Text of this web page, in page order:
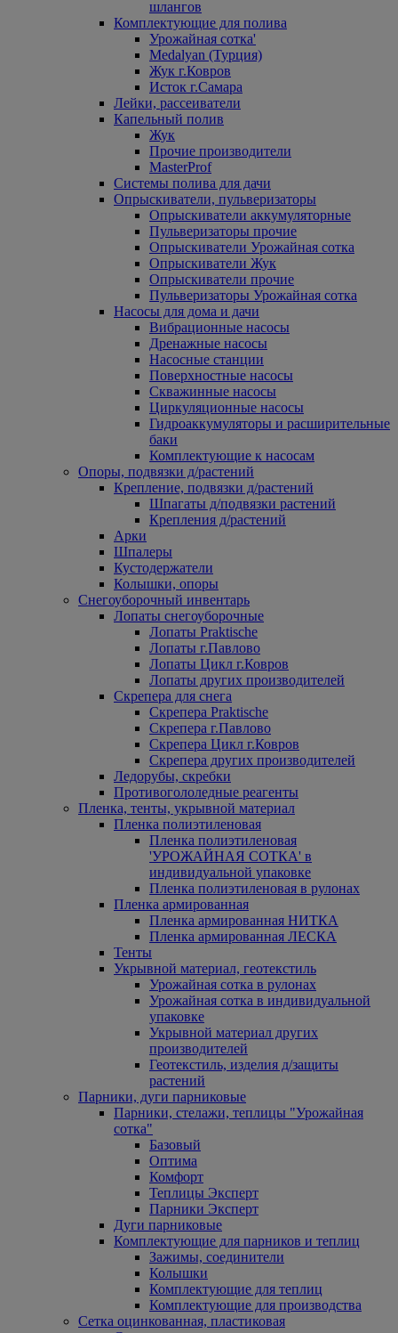
шлангов
Комплектующие для полива
Урожайная сотка'
Medalyan (Турция)
Жук г.Ковров
Исток г.Самара
Лейки, рассеиватели
Капельный полив
Жук
Прочие производители
MasterProf
Системы полива для дачи
Опрыскиватели, пульверизаторы
Опрыскиватели аккумуляторные
Пульверизаторы прочие
Опрыскиватели Урожайная сотка
Опрыскиватели Жук
Опрыскиватели прочие
Пульверизаторы Урожайная сотка
Насосы для дома и дачи
Вибрационные насосы
Дренажные насосы
Насосные станции
Поверхностные насосы
Скважинные насосы
Циркуляционные насосы
Гидроаккумуляторы и расширительные
баки
Комплектующие к насосам
Опоры, подвязки д/растений
Крепление, подвязки д/растений
Шпагаты д/подвязки растений
Крепления д/растений
Арки
Шпалеры
Кустодержатели
Колышки, опоры
Снегоуборочный инвентарь
Лопаты снегоуборочные
Лопаты Praktische
Лопаты г.Павлово
Лопаты Цикл г.Ковров
Лопаты других производителей
Скрепера для снега
Скрепера Praktische
Скрепера г.Павлово
Скрепера Цикл г.Ковров
Скрепера других производителей
Ледорубы, скребки
Противогололедные реагенты
Пленка, тенты, укрывной материал
Пленка полиэтиленовая
Пленка полиэтиленовая
'УРОЖАЙНАЯ СОТКА' в
индивидуальной упаковке
Пленка полиэтиленовая в рулонах
Пленка армированная
Пленка армированная НИТКА
Пленка армированная ЛЕСКА
Тенты
Укрывной материал, геотекстиль
Урожайная сотка в рулонах
Урожайная сотка в индивидуальной
упаковке
Укрывной материал других
производителей
Геотекстиль, изделия д/защиты
растений
Парники, дуги парниковые
Парники, стелажи, теплицы "Урожайная
сотка"
Базовый
Оптима
Комфорт
Теплицы Эксперт
Парники Эксперт
Дуги парниковые
Комплектующие для парников и теплиц
Зажимы, соединители
Колышки
Комплектующие для теплиц
Комплектующие для производства
Сетка оцинкованная, пластиковая